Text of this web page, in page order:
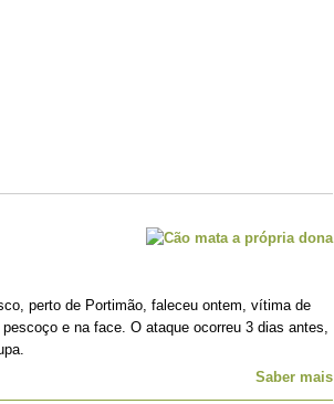
perto de Portimão, faleceu ontem, vítima de
e na face. O ataque ocorreu 3 dias antes,
Saber mais